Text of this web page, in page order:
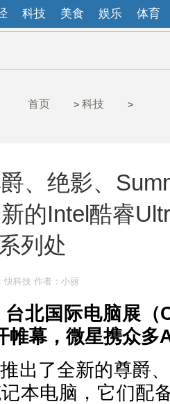
科技 美食 娱乐 体育
首页 > 科技 >
、绝影、
的Intel酷睿
列处
快科技 作者：小丽
台北国际电脑展（
帷幕，微星携众多
了全新的尊爵、
本电脑，它们配